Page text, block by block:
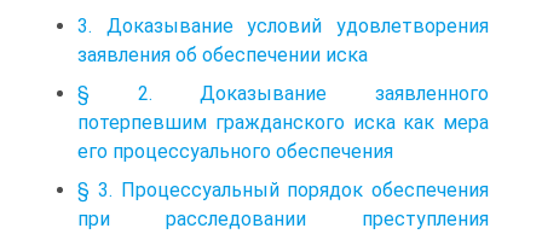
3. Доказывание условий удовлетворения
заявления об обеспечении иска
§ 2. Доказывание заявленного
потерпевшим гражданского иска как мера
его процессуального обеспечения
§ 3. Процессуальный порядок обеспечения
при расследовании преступления